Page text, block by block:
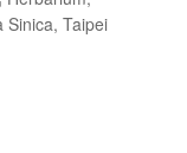
Sinica, Taipei